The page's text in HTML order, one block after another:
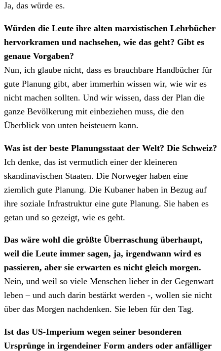
Ja, das würde es.
Würden die Leute ihre alten marxistischen Lehrbücher
hervorkramen und nachsehen, wie das geht? Gibt es
genaue Vorgaben?
Nun, ich glaube nicht, dass es brauchbare Handbücher für
gute Planung gibt, aber immerhin wissen wir, wie wir es
nicht machen sollten. Und wir wissen, dass der Plan die
ganze Bevölkerung mit einbeziehen muss, die den
Überblick von unten beisteuern kann.
Was ist der beste Planungsstaat der Welt? Die Schweiz?
Ich denke, das ist vermutlich einer der kleineren
skandinavischen Staaten. Die Norweger haben eine
ziemlich gute Planung. Die Kubaner haben in Bezug auf
ihre soziale Infrastruktur eine gute Planung. Sie haben es
getan und so gezeigt, wie es geht.
Das wäre wohl die größte Überraschung überhaupt,
weil die Leute immer sagen, ja, irgendwann wird es
passieren, aber sie erwarten es nicht gleich morgen.
Nein, und weil so viele Menschen lieber in der Gegenwart
leben – und auch darin bestärkt werden -, wollen sie nicht
über das Morgen nachdenken. Sie leben für den Tag.
Ist das US-Imperium wegen seiner besonderen
Ursprünge in irgendeiner Form anders oder anfälliger